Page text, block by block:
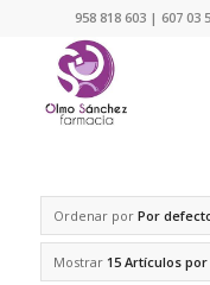
958 818 603 | 607
Ordenar por Por
Mostrar 15 Artículos